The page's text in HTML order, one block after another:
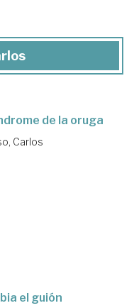
de la oruga
Carlos
el guión